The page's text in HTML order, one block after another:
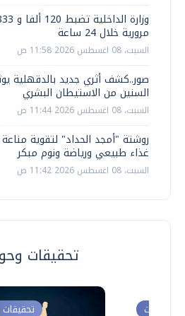
مرورية خلال 24 ساعة
السبت، 08 اغسطس 2026 11:58 ص
صور..كشف أثري جديد بالدقهلية
السنين من الاستيطان البشري
السبت، 08 اغسطس 2026 11:44 ص
روشتة "أمجد الحداد" لتقوية
غذاء طبيعي ورياضة ونوم مبكر
السبت، 08 اغسطس 2026 11:42 ص
تحقيقات
وحوارات